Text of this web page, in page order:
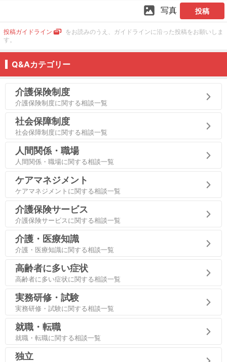
写真 投稿
投稿ガイドライン
をお読みのうえ、ガイドラインに沿った投稿をお願いしま
す。
Q&Aカテゴリー
介護保険制度
介護保険制度に関する相談一覧
社会保障制度
社会保障制度に関する相談一覧
人間関係・職場
人間関係・職場に関する相談一覧
ケアマネジメント
ケアマネジメントに関する相談一覧
介護保険サービス
介護保険サービスに関する相談一覧
介護・医療知識
介護・医療知識に関する相談一覧
高齢者に多い症状
高齢者に多い症状に関する相談一覧
実務研修・試験
実務研修・試験に関する相談一覧
就職・転職
就職・転職に関する相談一覧
独立